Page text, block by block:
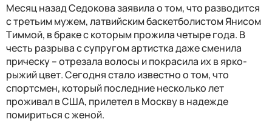
Месяц назад Седокова заявила о том, что разводится
с третьим мужем, латвийским баскетболистом Янисом
Тиммой, в браке с которым прожила четыре года. В
честь разрыва с супругом артистка даже сменила
прическу – отрезала волосы и покрасила их в ярко-
рыжий цвет. Сегодня стало известно о том, что
спортсмен, который последние несколько лет
проживал в США, прилетел в Москву в надежде
помириться с женой.